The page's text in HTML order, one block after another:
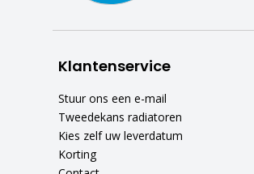
Klantenservice
Stuur ons een e-mail
Tweedekans radiatoren
Kies zelf uw leverdatum
Korting